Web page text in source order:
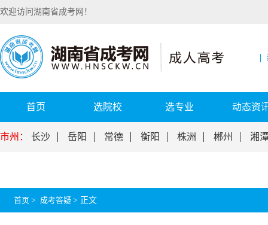
欢迎访问湖南省成考网！
首页 选院校 选专业 动态资
市州： 长沙 岳阳 常德 衡阳 株洲 郴州 湘
首页 > 成考答疑 > 正文